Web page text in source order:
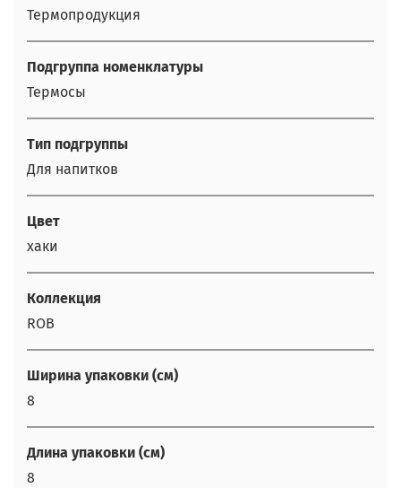
Термопродукция
Подгруппа номенклатуры
Термосы
Тип подгруппы
Для напитков
Цвет
хаки
Коллекция
ROB
Ширина упаковки (см)
8
Длина упаковки (см)
8